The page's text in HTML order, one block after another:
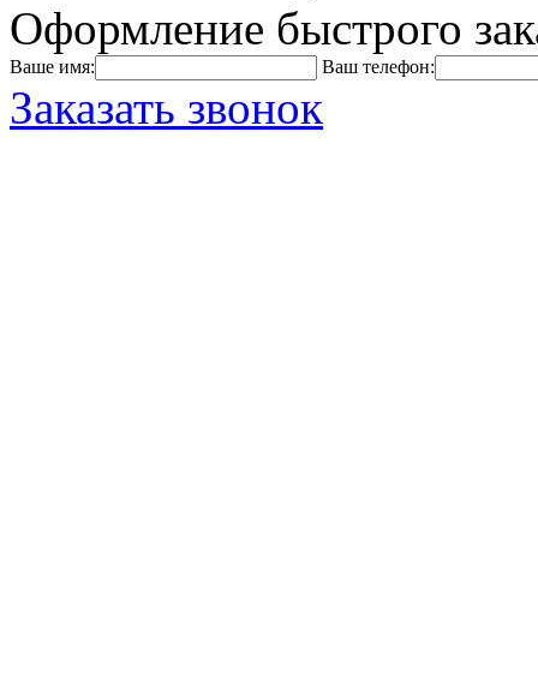
Оформление быстрого
Ваше имя: Ваш телефон:
Заказать звонок